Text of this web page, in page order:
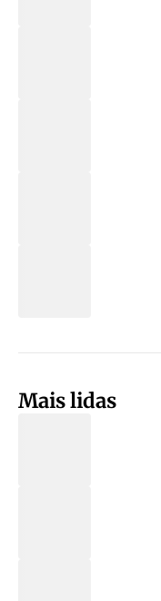
Mais lidas